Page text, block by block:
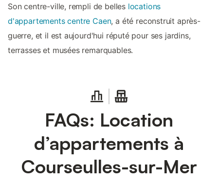
Son centre-ville, rempli de belles locations
d'appartements centre Caen, a été reconstruit après-
guerre, et il est aujourd'hui réputé pour ses jardins,
terrasses et musées remarquables.
FAQs: Location
d’appartements à
Courseulles-sur-Mer